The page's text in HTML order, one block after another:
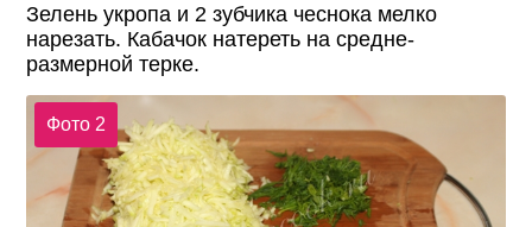
Зелень укропа и 2 зубчика чеснока мелко
нарезать. Кабачок натереть на средне-
размерной терке.
Фото 2